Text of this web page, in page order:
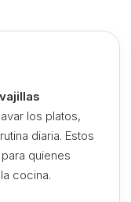
los platos,
diaria. Estos
quienes
cocina.